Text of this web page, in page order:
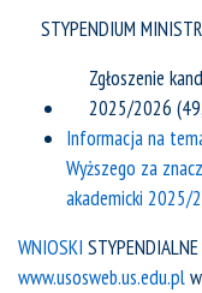
STYPENDIUM
Zgłoszenie
2025/2026
Informacja na
Wyższego za
akademicki 2025/
WNIOSKI
www.usosweb.us.edu.pl